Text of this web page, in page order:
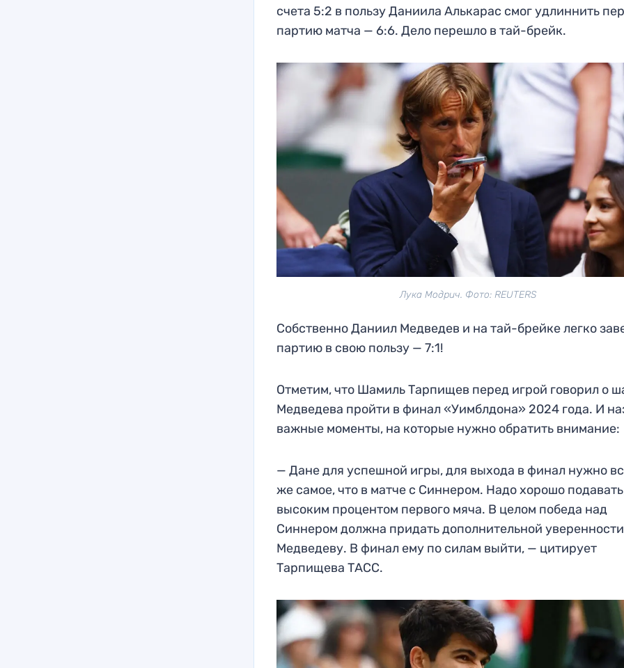
счета 5:2 в пользу Даниила Алькарас смог удлиннить
партию матча — 6:6. Дело перешло в тай-брейк.
Лука Модрич. Фото: REUTERS
Собственно Даниил Медведев и на тай-брейке легко
партию в свою пользу — 7:1!
Отметим, что Шамиль Тарпищев перед игрой говорил о
Медведева пройти в финал «Уимблдона» 2024 года. И
важные моменты, на которые нужно обратить внимание:
— Дане для успешной игры, для выхода в финал нужно
же самое, что в матче с Синнером. Надо хорошо
высоким процентом первого мяча. В целом победа над
Синнером должна придать дополнительной уверенности
Медведеву. В финал ему по силам выйти, — цитирует
Тарпищева ТАСС.